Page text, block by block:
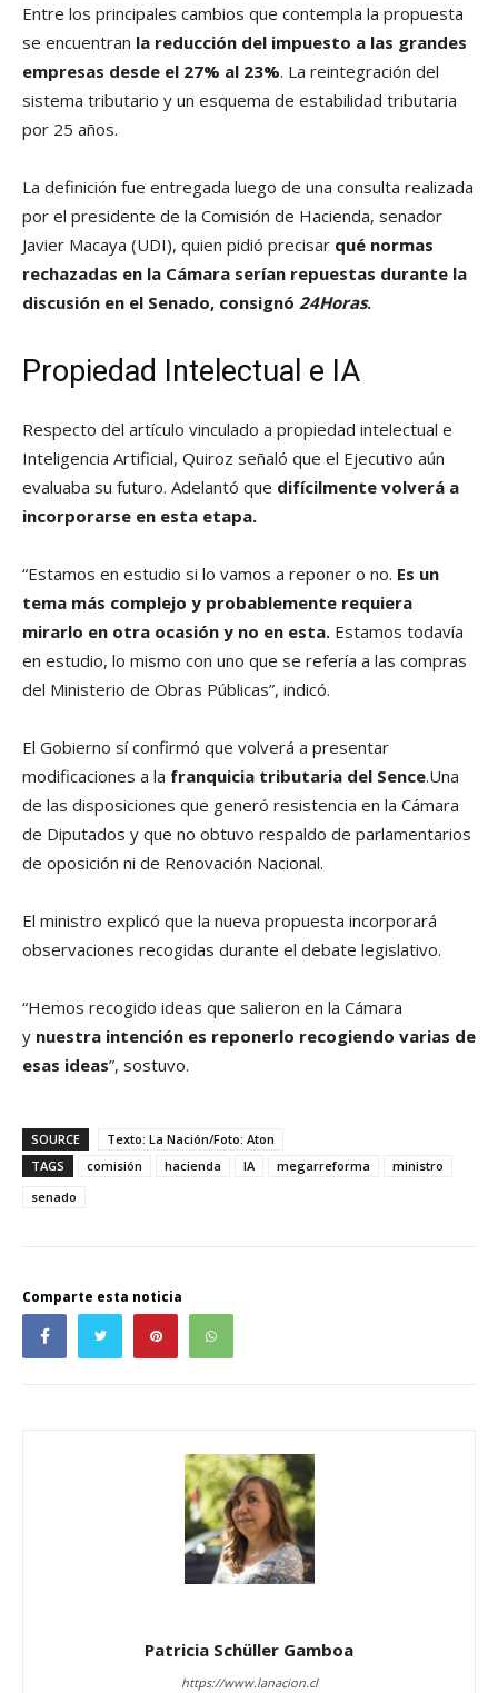
Entre los principales cambios que contempla la propuesta
se encuentran la reducción del impuesto a las grandes
empresas desde el 27% al 23%. La reintegración del
sistema tributario y un esquema de estabilidad tributaria
por 25 años.
La definición fue entregada luego de una consulta realizada
por el presidente de la Comisión de Hacienda, senador
Javier Macaya (UDI), quien pidió precisar qué normas
rechazadas en la Cámara serían repuestas durante la
discusión en el Senado, consignó 24Horas.
Propiedad Intelectual e IA
Respecto del artículo vinculado a propiedad intelectual e
Inteligencia Artificial, Quiroz señaló que el Ejecutivo aún
evaluaba su futuro. Adelantó que difícilmente volverá a
incorporarse en esta etapa.
“Estamos en estudio si lo vamos a reponer o no. Es un
tema más complejo y probablemente requiera
mirarlo en otra ocasión y no en esta. Estamos todavía
en estudio, lo mismo con uno que se refería a las compras
del Ministerio de Obras Públicas”, indicó.
El Gobierno sí confirmó que volverá a presentar
modificaciones a la franquicia tributaria del Sence.Una
de las disposiciones que generó resistencia en la Cámara
de Diputados y que no obtuvo respaldo de parlamentarios
de oposición ni de Renovación Nacional.
El ministro explicó que la nueva propuesta incorporará
observaciones recogidas durante el debate legislativo.
“Hemos recogido ideas que salieron en la Cámara
y nuestra intención es reponerlo recogiendo varias de
esas ideas”, sostuvo.
SOURCE
Texto: La Nación/Foto: Aton
TAGS
comisión hacienda IA megarreforma
ministro
senado
Comparte esta noticia
Patricia Schüller Gamboa
https://www.lanacion.cl